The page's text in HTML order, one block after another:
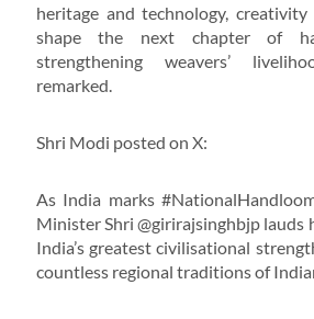
heritage and technology,
shape the next chapter of
strengthening weavers’
remarked.
Shri Modi posted on X:
As India marks
Minister Shri @girirajsinghbjp lauds
India’s greatest civilisational
countless regional traditions of